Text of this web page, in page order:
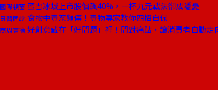
國際視窗 蜜雪冰城上市股價飆40%，一杯九元戰法卻成隱憂
良醫問診 食物中毒案頻傳！毒物專家教你四招自保
商周書摘 好創意藏在「好問題」裡！問對痛點，讓消費者自動走